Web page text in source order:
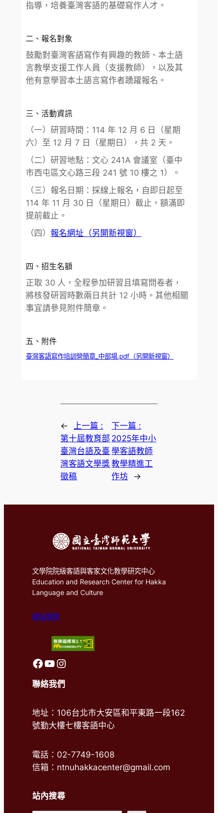
指導，培養臺灣客語的基礎寫作人才。
二、報名對象
鼓勵對臺灣客語寫作有興趣的教師、本土語
言教學支援工作人員（支援教師），以及其
他有意學習本土語言寫作者踴躍報名。
三、活動資訊
（一）研習時間：114 年 12 月 6 日（星期
六）至 12 月 7 日（星期日），共 2 天。
（二）研習地點：文心 241A 會議室（臺中
市西屯區文心路三段 241 號 10 樓之 1）。
（三）報名日期：採線上報名，自即日起至
114 年 11 月 30 日（星期日）截止，額滿即
提前截止。
（四） 報名網址（另開新視窗）
四、招生名額
正取 30 人，全程參加研習且填寫問卷者，
將核發研習時數兩日共計 12 小時。其他相關
事宜請參見附件簡章。
五、附件
臺灣客語寫作培訓營簡章_中部場.pdf（另開新視窗）
←
上一篇 :
第十屆教育部
臺灣台語及臺
灣客語文學獎
徵稿
下一篇 :
2025年中小
學客語教師
教學精進工
作坊
→
文學院院級客語與客家文化教學研究中心
Education and Research Center for Hakka
Language and Culture
網站導覽
前往客語中心FaceBook 前往客語中心Youtube 前往客語中心Instagram
聯絡我們
地址：106台北市大安區和平東路一段162
號勤大樓七樓客語中心
電話：02-7749-1608
信箱：ntnuhakkacenter@gmail.com
站內搜尋